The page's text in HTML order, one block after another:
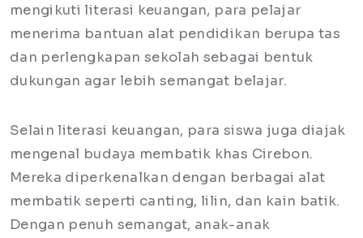
mengikuti literasi keuangan, para pelajar
menerima bantuan alat pendidikan berupa tas
dan perlengkapan sekolah sebagai bentuk
dukungan agar lebih semangat belajar.
Selain literasi keuangan, para siswa juga diajak
mengenal budaya membatik khas Cirebon.
Mereka diperkenalkan dengan berbagai alat
membatik seperti canting, lilin, dan kain batik.
Dengan penuh semangat, anak-anak